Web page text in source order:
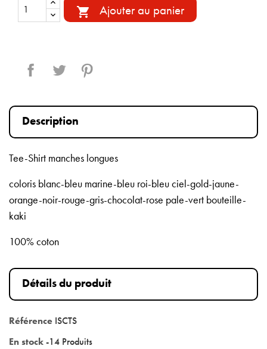
 Ajouter au panier
Partager Tweet
Description
Tee-Shirt manches longues
coloris blanc-bleu marine-bleu roi-bleu ciel-gold-jaune-
orange-noir-rouge-gris-chocolat-rose pale-vert bouteille-
kaki
100% coton
Détails du produit
Référence ISCTS
En stock-14 Produits